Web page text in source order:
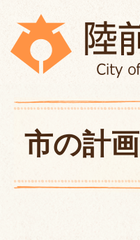
市の計画